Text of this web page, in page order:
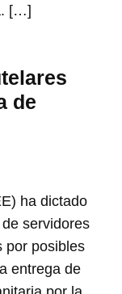
[…]
de
ha dictado
servidores
por posibles
entrega de